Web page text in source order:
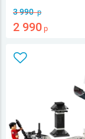
3 990р
2 990 р